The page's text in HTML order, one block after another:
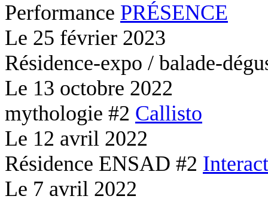
Performance PRÉSENCE
Le 25 février 2023
Résidence-expo / balade-
Le 13 octobre 2022
mythologie #2 Callisto
Le 12 avril 2022
Résidence ENSAD #2
Le 7 avril 2022